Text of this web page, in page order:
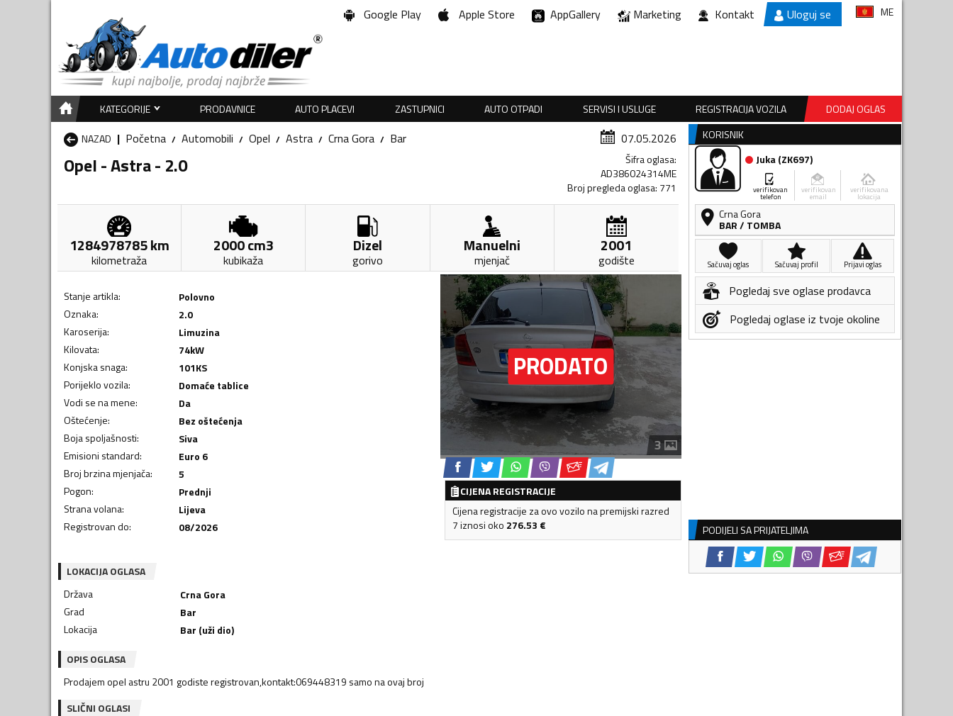
Google Play Apple Store AppGallery Marketing Kontakt Uloguj se ME
KATEGORIJE PRODAVNICE AUTO PLACEVI ZASTUPNICI AUTO OTPADI SERVISI I USLUGE REGISTRACIJA VOZILA
DODAJ OGLAS
NAZAD
Početna Automobili Opel Astra Crna Gora Bar 07.05.2026
Opel - Astra - 2.0 Šifra oglasa:
AD386024314ME
Broj pregleda oglasa: 771
1284978785km
kilometraža
2000cm3
kubikaža
Dizel
gorivo
Manuelni
mjenjač
2001
godište
Stanje artikla:
Polovno
Oznaka:
2.0
Karoserija:
Limuzina
Kilovata: 74kW
Konjska snaga: 101KS
Porijeklo vozila:
Domaće tablice
Vodi se na mene:
Da
Oštećenje:
Bez oštećenja
Boja spoljašnosti:
Siva
Emisioni standard:
Euro 6
Broj brzina mjenjača:
5
Pogon:
Prednji
Strana volana:
Lijeva
Registrovan do: 08/2026
3
CIJENA REGISTRACIJE
Cijena registracije za ovo vozilo na premijski razred
7 iznosi oko 276.53 €
LOKACIJA OGLASA
Država
Crna Gora
Grad
Bar
Lokacija
Bar (uži dio)
OPIS OGLASA
Prodajem opel astru 2001 godiste registrovan,kontakt:069448319 samo na ovaj broj
SLIČNI OGLASI
KORISNIK
Juka(ZK697)
verifikovan
telefon
verifikovan
email
verifikovana
lokacija
Crna Gora
BAR/ TOMBA
Sačuvaj oglas Sačuvaj profil Prijavi oglas
Pogledaj sve oglase prodavca
Pogledaj oglase iz tvoje okoline
PODIJELI SA PRIJATELJIMA